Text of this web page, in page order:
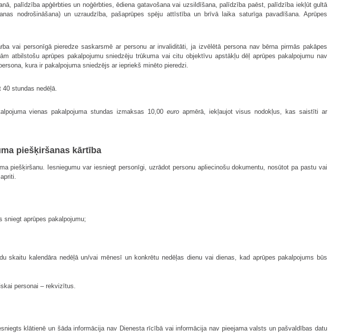
palīdzība apģērbties un noģērbties, ēdiena gatavošana vai uzsildīšana, palīdzība paēst, palīdzība iekļūt gultā
nodrošināšana) un uzraudzība, pašaprūpes spēju attīstība un brīvā laika saturīga pavadīšana. Aprūpes
vai personīgā pieredze saskarsmē ar personu ar invaliditāti, ja izvēlētā persona nav bērna pirmās pakāpes
atbilstošu aprūpes pakalpojumu sniedzēju trūkuma vai citu objektīvu apstākļu dēļ aprūpes pakalpojumu nav
kura ir pakalpojuma sniedzējs ar iepriekš minēto pieredzi.
stundas nedēļā.
vienas pakalpojuma stundas izmaksas 10,00 euroapmērā, iekļaujot visus nodokļus, kas saistīti ar
piešķiršanas kārtība
piešķiršanu. Iesniegumu var iesniegt personīgi, uzrādot personu apliecinošu dokumentu, nosūtot pa pastu vai
sniegt aprūpes pakalpojumu;
skaitu kalendāra nedēļā un/vai mēnesī un konkrētu nedēļas dienu vai dienas, kad aprūpes pakalpojums būs
personai – rekvizītus.
klātienē un šāda informācija nav Dienesta rīcībā vai informācija nav pieejama valsts un pašvaldības datu